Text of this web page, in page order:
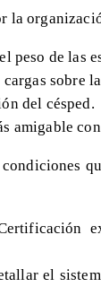
la
peso de las
sobre
del césped.
amigable
el